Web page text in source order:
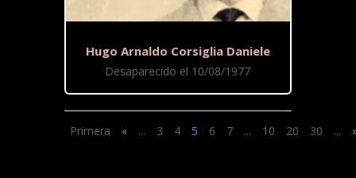
Hugo Arnaldo Corsiglia Daniele
Desaparecido el 10/08/1977
Primera « ... 3 4 5 6 7 ... 10 20 30 ...